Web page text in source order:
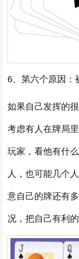
6、第六个原因：
如果自己发挥的
考虑有人在牌局
玩家，看他有什
人，也可能几个
意自己的牌还有
况，把自己有利